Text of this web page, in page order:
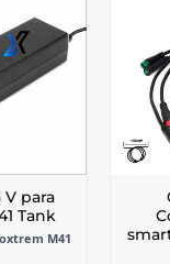
V para
Tank
M41